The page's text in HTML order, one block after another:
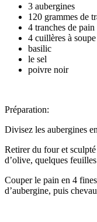
3 aubergines
120 grammes de
4 tranches de pain
4 cuillères à
basilic
le sel
poivre noir
Préparation:
Divisez les aubergines
Retirer du four et
d’olive, quelques
Couper le pain en 4
d’aubergine, puis